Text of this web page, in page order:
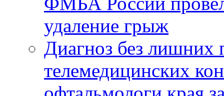
удаление грыж
Диагноз без лишних
телемедицинских